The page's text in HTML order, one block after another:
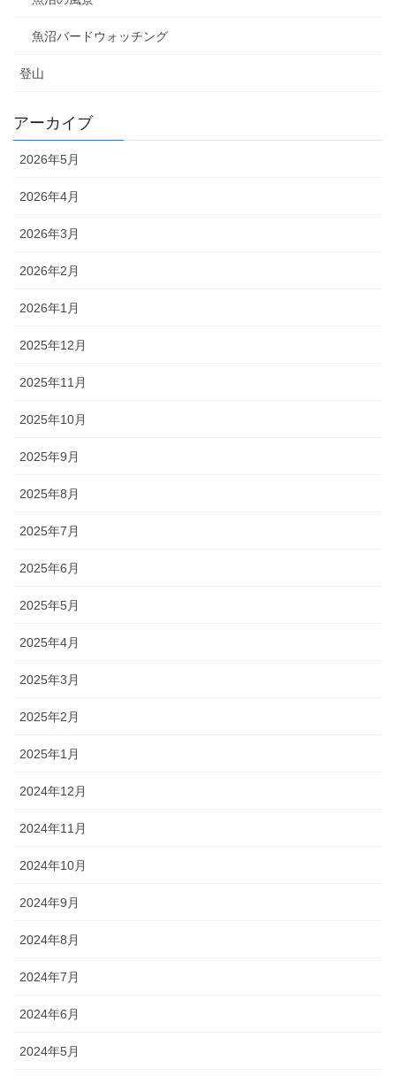
魚沼バードウォッチング
登山
アーカイブ
2026年5月
2026年4月
2026年3月
2026年2月
2026年1月
2025年12月
2025年11月
2025年10月
2025年9月
2025年8月
2025年7月
2025年6月
2025年5月
2025年4月
2025年3月
2025年2月
2025年1月
2024年12月
2024年11月
2024年10月
2024年9月
2024年8月
2024年7月
2024年6月
2024年5月